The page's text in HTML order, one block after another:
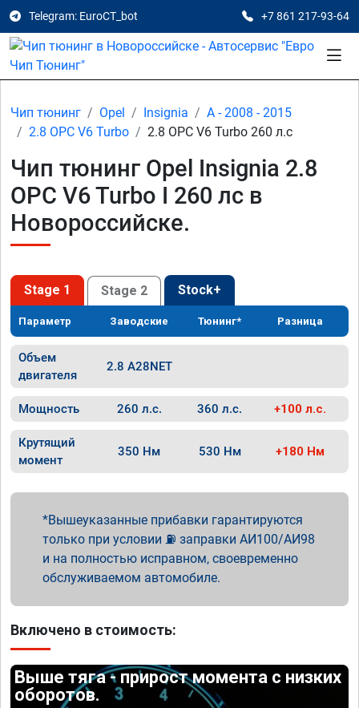
Telegram: EuroCT_bot +7 861 217-93-64
Чип тюнинг Opel Insignia
A - 2008 - 2015
2.8 OPC V6 Turbo
2.8 OPC V6 Turbo 260 л.с
Чип тюнинг Opel Insignia 2.8
OPC V6 Turbo I 260 лс в
Новороссийске.
Stage 1 Stage 2 Stock+
Параметр Заводские Тюнинг* Разница
Объем
двигателя
2.8 A28NET
Мощность 260 л.с. 360 л.с. +100 л.с.
Крутящий
момент
350 Нм 530 Нм +180 Нм
Вышеуказанные прибавки гарантируются
только при условии ⛽ заправки АИ100/АИ98
и на полностью исправном, своевременно
обслуживаемом автомобиле.
Включено в стоимость:
Выше тяга - прирост момента с низких
оборотов.